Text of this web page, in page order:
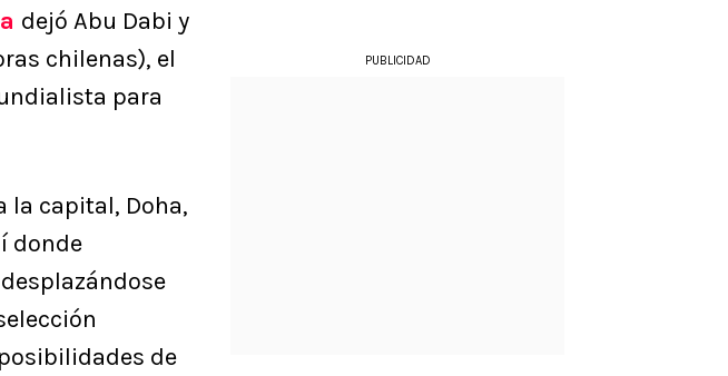
dejó Abu Dabi y
chilenas), el
para
la capital, Doha,
donde
de
PUBLICIDAD